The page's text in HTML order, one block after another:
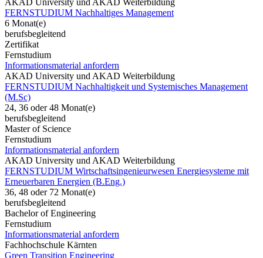
FERNSTUDIUM Nachhaltiges Management
6 Monat(e)
berufsbegleitend
Zertifikat
Fernstudium
Informationsmaterial anfordern
AKAD University und AKAD Weiterbildung
FERNSTUDIUM Nachhaltigkeit und Systemisches Management
(M.Sc)
24, 36 oder 48 Monat(e)
berufsbegleitend
Master of Science
Fernstudium
Informationsmaterial anfordern
AKAD University und AKAD Weiterbildung
FERNSTUDIUM Wirtschaftsingenieurwesen Energiesysteme mit
Erneuerbaren Energien (B.Eng.)
36, 48 oder 72 Monat(e)
berufsbegleitend
Bachelor of Engineering
Fernstudium
Informationsmaterial anfordern
Fachhochschule Kärnten
Green Transition Engineering